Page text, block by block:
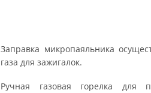
Заправка микропаяльника
газа для зажигалок.
Ручная газовая горелка для